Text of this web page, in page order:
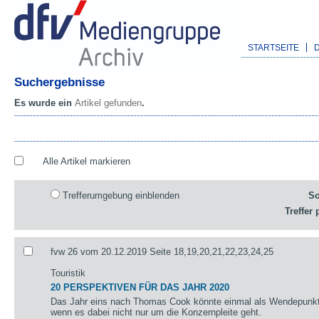
STARTSEITE
Suchergebnisse
Es wurde ein Artikel gefunden.
Alle Artikel markieren
Trefferumgebung einblenden
Treffer
fvw 26 vom 20.12.2019 Seite 18,19,20,21,22,23,24,25
Touristik
20 PERSPEKTIVEN FÜR DAS JAHR 2020
Das Jahr eins nach Thomas Cook könnte einmal als
wenn es dabei nicht nur um die Konzernpleite geht.